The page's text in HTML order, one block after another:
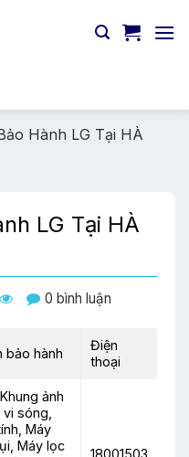
Hành LG Tại HÀ
LG Tại HÀ
0 bình luận
bảo hành
Điện
thoại
ảnh
sóng,
Máy
Máy lọc
18001503